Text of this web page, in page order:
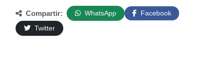
Compartir: WhatsApp
Facebook
Twitter